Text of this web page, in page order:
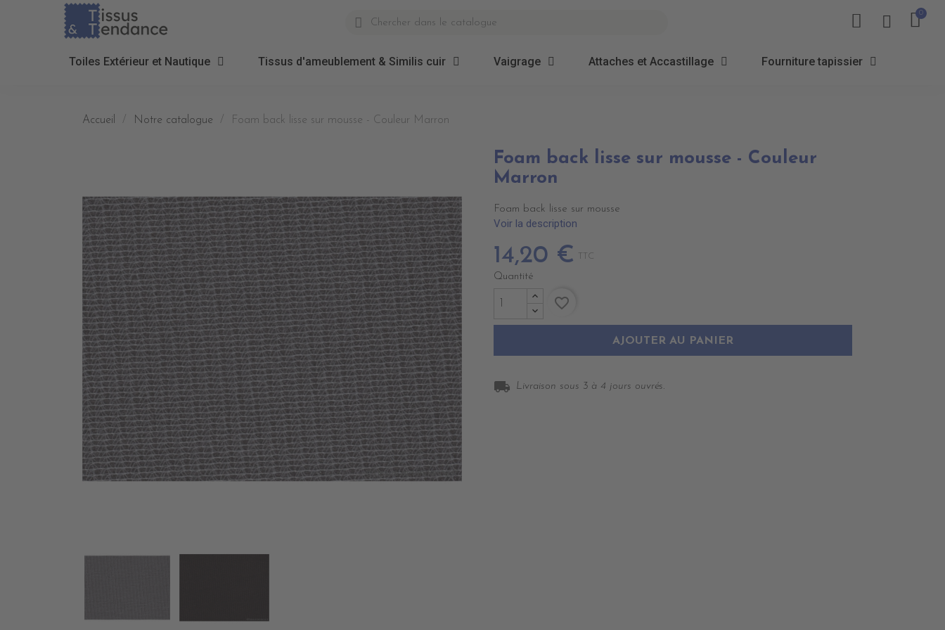
Toiles Extérieur et Nautique Tissus d'ameublement & Similis cuir Vaigrage Attaches et Accastillage Fourniture tapissier
Accueil Notre catalogue Foam back lisse sur mousse - Couleur Marron
Foam back lisse sur mousse - Couleur
Marron
Foam back lisse sur mousse
Voir la description
14,20 € TTC
Quantité
AJOUTER AU PANIER
favorite_border
local_shipping Livraison sous 3 à 4 jours ouvrés.